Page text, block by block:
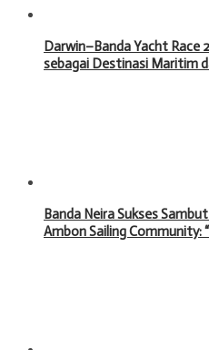
Darwin–Banda Yacht Race
sebagai Destinasi Maritim
Banda Neira Sukses
Ambon Sailing Community: